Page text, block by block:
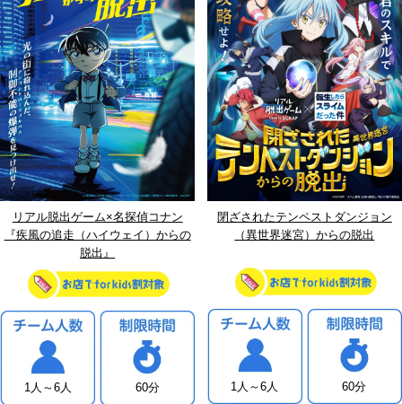
リアル脱出ゲーム×名探偵コナン
『疾風の追走（ハイウェイ）からの
脱出』
1人～6人 60分
閉ざされたテンペストダンジョン
（異世界迷宮）からの脱出
1人～6人 60分